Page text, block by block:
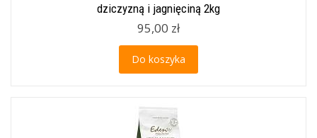
dziczyzną i jagnięciną 2kg
95,00 zł
Do koszyka